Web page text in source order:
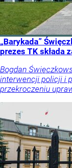
„Barykada”
prezes TK składa
Bogdan
interwencji policji i
przekroczeniu